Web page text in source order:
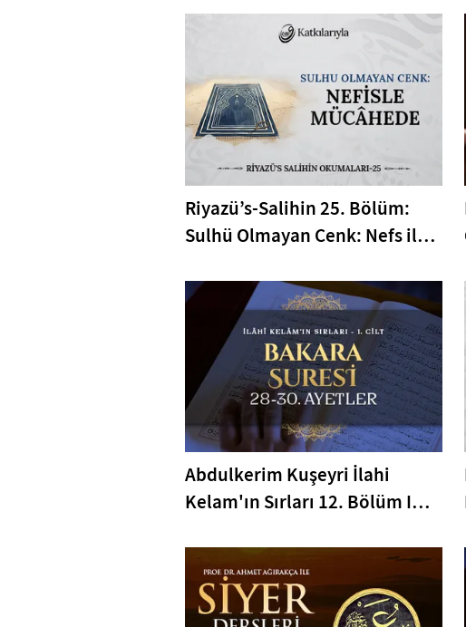
Riyazü’s-Salihin 25. Bölüm:
Sulhü Olmayan Cenk: Nefs ile
Abdulkerim Kuşeyri İlahi
Kelam'ın Sırları 12. Bölüm I
Tefsiri